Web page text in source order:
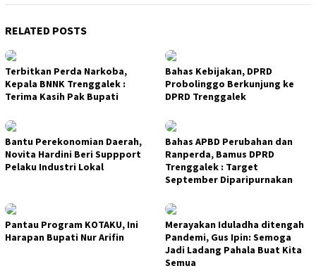
RELATED POSTS
Terbitkan Perda Narkoba,
Kepala BNNK Trenggalek :
Terima Kasih Pak Bupati
Bahas Kebijakan, DPRD
Probolinggo Berkunjung ke
DPRD Trenggalek
Bantu Perekonomian Daerah,
Novita Hardini Beri Suppport
Pelaku Industri Lokal
Bahas APBD Perubahan dan
Ranperda, Bamus DPRD
Trenggalek : Target
September Diparipurnakan
Pantau Program KOTAKU, Ini
Harapan Bupati Nur Arifin
Merayakan Iduladha ditengah
Pandemi, Gus Ipin: Semoga
Jadi Ladang Pahala Buat Kita
Semua